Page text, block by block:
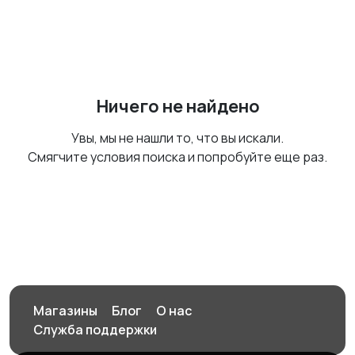
Ничего не найдено
Увы, мы не нашли то, что вы искали.
Смягчите условия поиска и попробуйте еще раз.
Магазины Блог
О нас
Служба поддержки